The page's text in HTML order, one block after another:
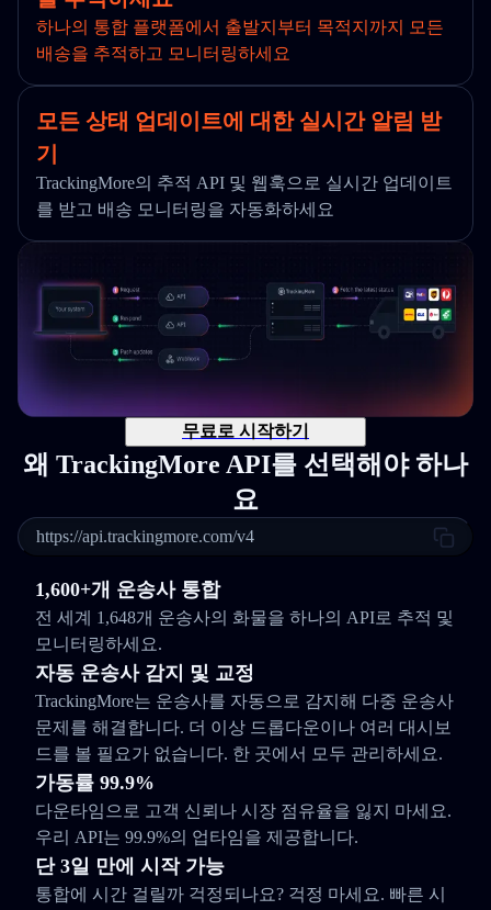
하나의 통합 플랫폼에서 출발지부터 목적지까지 모든
배송을 추적하고 모니터링하세요
모든 상태 업데이트에 대한 실시간 알림 받
기
TrackingMore의 추적 API 및 웹훅으로 실시간 업데이트
를 받고 배송 모니터링을 자동화하세요
무료로 시작하기
왜 TrackingMore API를 선택해야 하나
요
https://api.trackingmore.com/v4
1,600+개 운송사 통합
전 세계 1,648개 운송사의 화물을 하나의 API로 추적 및
모니터링하세요.
자동 운송사 감지 및 교정
TrackingMore는 운송사를 자동으로 감지해 다중 운송사
문제를 해결합니다. 더 이상 드롭다운이나 여러 대시보
드를 볼 필요가 없습니다. 한 곳에서 모두 관리하세요.
가동률 99.9%
다운타임으로 고객 신뢰나 시장 점유율을 잃지 마세요.
우리 API는 99.9%의 업타임을 제공합니다.
단 3일 만에 시작 가능
통합에 시간 걸릴까 걱정되나요? 걱정 마세요. 빠른 시